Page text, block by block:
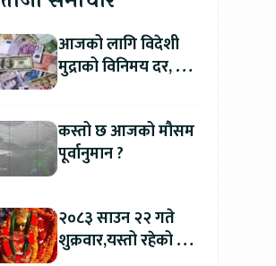
आजको लागि विदेशी
मुद्राको विनिमय दर, कुन
कस्तो छ आजको मौसम
पूर्वानुमान ?
२०८३ साउन २२ गते
शुक्रवार,यस्तो रहेको छ